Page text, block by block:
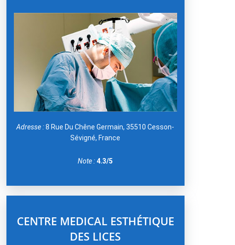
Adresse :8 Rue Du Chêne Germain, 35510 Cesson-
Sévigné, France
Note : 4.3/5
CENTRE MEDICAL ESTHÉTIQUE
DES LICES